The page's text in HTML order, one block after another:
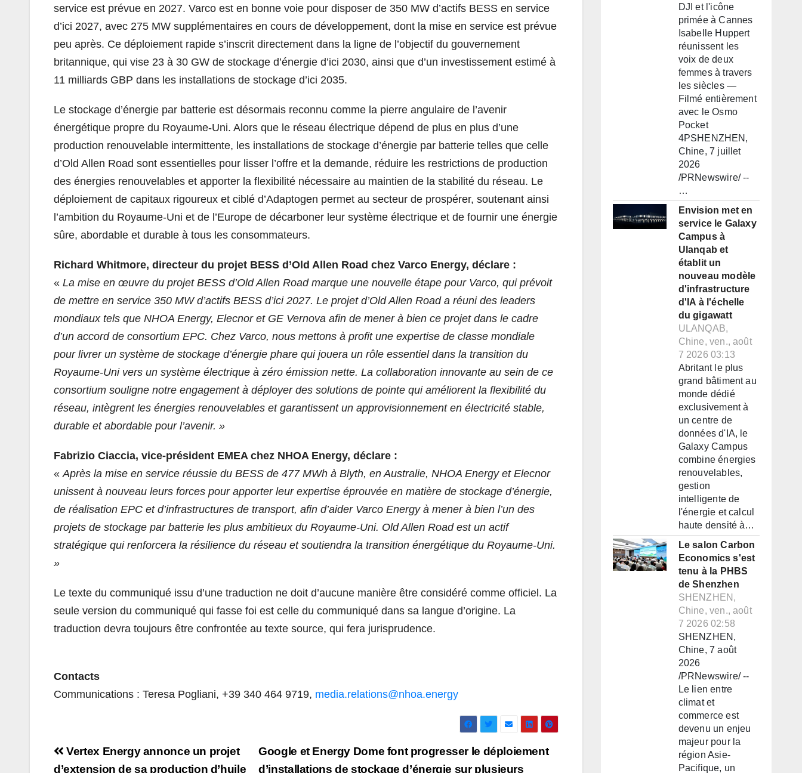
service est prévue en 2027. Varco est en bonne voie pour disposer de 350 MW d’actifs BESS en service
d’ici 2027, avec 275 MW supplémentaires en cours de développement, dont la mise en service est prévue
peu après. Ce déploiement rapide s’inscrit directement dans la ligne de l’objectif du gouvernement
britannique, qui vise 23 à 30 GW de stockage d’énergie d’ici 2030, ainsi que d’un investissement estimé à
11 milliards GBP dans les installations de stockage d’ici 2035.
Le stockage d’énergie par batterie est désormais reconnu comme la pierre angulaire de l’avenir
énergétique propre du Royaume-Uni. Alors que le réseau électrique dépend de plus en plus d’une
production renouvelable intermittente, les installations de stockage d’énergie par batterie telles que celle
d’Old Allen Road sont essentielles pour lisser l’offre et la demande, réduire les restrictions de production
des énergies renouvelables et apporter la flexibilité nécessaire au maintien de la stabilité du réseau. Le
déploiement de capitaux rigoureux et ciblé d’Adaptogen permet au secteur de prospérer, soutenant ainsi
l’ambition du Royaume-Uni et de l’Europe de décarboner leur système électrique et de fournir une énergie
sûre, abordable et durable à tous les consommateurs.
Richard Whitmore, directeur du projet BESS d’Old Allen Road chez Varco Energy, déclare :
« La mise en œuvre du projet BESS d’Old Allen Road marque une nouvelle étape pour Varco, qui prévoit
de mettre en service 350 MW d’actifs BESS d’ici 2027. Le projet d’Old Allen Road a réuni des leaders
mondiaux tels que NHOA Energy, Elecnor et GE Vernova afin de mener à bien ce projet dans le cadre
d’un accord de consortium EPC. Chez Varco, nous mettons à profit une expertise de classe mondiale
pour livrer un système de stockage d’énergie phare qui jouera un rôle essentiel dans la transition du
Royaume-Uni vers un système électrique à zéro émission nette. La collaboration innovante au sein de ce
consortium souligne notre engagement à déployer des solutions de pointe qui améliorent la flexibilité du
réseau, intègrent les énergies renouvelables et garantissent un approvisionnement en électricité stable,
durable et abordable pour l’avenir. »
Fabrizio Ciaccia, vice-président EMEA chez NHOA Energy, déclare :
« Après la mise en service réussie du BESS de 477 MWh à Blyth, en Australie, NHOA Energy et Elecnor
unissent à nouveau leurs forces pour apporter leur expertise éprouvée en matière de stockage d’énergie,
de réalisation EPC et d’infrastructures de transport, afin d’aider Varco Energy à mener à bien l’un des
projets de stockage par batterie les plus ambitieux du Royaume-Uni. Old Allen Road est un actif
stratégique qui renforcera la résilience du réseau et soutiendra la transition énergétique du Royaume-Uni.
»
Le texte du communiqué issu d’une traduction ne doit d’aucune manière être considéré comme officiel. La
seule version du communiqué qui fasse foi est celle du communiqué dans sa langue d’origine. La
traduction devra toujours être confrontée au texte source, qui fera jurisprudence.
Contacts
Communications : Teresa Pogliani, +39 340 464 9719, media.relations@nhoa.energy
Navigation
Google et Energy Dome font progresser le déploiement
d’installations de stockage d’énergie sur plusieurs
Vertex Energy annonce un projet
d’extension de sa production d’huile
DJI et l'icône
primée à Cannes
Isabelle Huppert
réunissent les
voix de deux
femmes à travers
les siècles —
Filmé entièrement
avec le Osmo
Pocket
4PSHENZHEN,
Chine, 7 juillet
2026
/PRNewswire/ --
…
Envision met en
service le Galaxy
Campus à
Ulanqab et
établit un
nouveau modèle
d'infrastructure
d'IA à l'échelle
du gigawatt
ULANQAB,
Chine, ven., août
7 2026 03:13
Abritant le plus
grand bâtiment au
monde dédié
exclusivement à
un centre de
données d'IA, le
Galaxy Campus
combine énergies
renouvelables,
gestion
intelligente de
l'énergie et calcul
haute densité à…
Le salon Carbon
Economics s'est
tenu à la PHBS
de Shenzhen
SHENZHEN,
Chine, ven., août
7 2026 02:58
SHENZHEN,
Chine, 7 août
2026
/PRNewswire/ --
Le lien entre
climat et
commerce est
devenu un enjeu
majeur pour la
région Asie-
Pacifique, un